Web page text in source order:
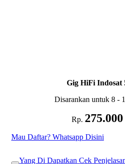
Gig HiFi Indosat
Disarankan untuk 8 -
Rp. 275.000
Mau Daftar? Whatsapp Disini
Yang Di Dapatkan Cek